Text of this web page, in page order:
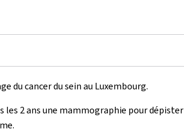
du cancer du sein au Luxembourg.
les 2 ans une mammographie pour dépister